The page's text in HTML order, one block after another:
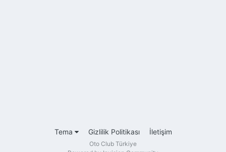
Tema Gizlilik Politikası İletişim
Oto Club Türkiye